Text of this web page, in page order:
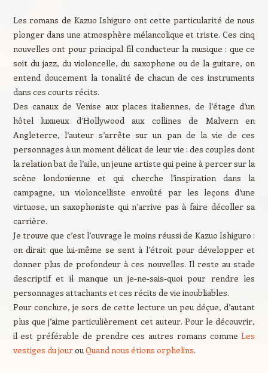
Les romans de Kazuo Ishiguro ont cette particularité de nous
plonger dans une atmosphère mélancolique et triste. Ces cinq
nouvelles ont pour principal fil conducteur la musique : que ce
soit du jazz, du violoncelle, du saxophone ou de la guitare, on
entend doucement la tonalité de chacun de ces instruments
dans ces courts récits.
Des canaux de Venise aux places italiennes, de l’étage d’un
hôtel luxueux d’Hollywood aux collines de Malvern en
Angleterre, l’auteur s’arrête sur un pan de la vie de ces
personnages à un moment délicat de leur vie : des couples dont
la relation bat de l’aile, un jeune artiste qui peine à percer sur la
scène londonienne et qui cherche l’inspiration dans la
campagne, un violoncelliste envoûté par les leçons d’une
virtuose, un saxophoniste qui n’arrive pas à faire décoller sa
carrière.
Je trouve que c’est l’ouvrage le moins réussi de Kazuo Ishiguro :
on dirait que lui-même se sent à l’étroit pour développer et
donner plus de profondeur à ces nouvelles. Il reste au stade
descriptif et il manque un je-ne-sais-quoi pour rendre les
personnages attachants et ces récits de vie inoubliables.
Pour conclure, je sors de cette lecture un peu déçue, d’autant
plus que j’aime particulièrement cet auteur. Pour le découvrir,
il est préférable de prendre ces autres romans commeLes
vestiges du jourouQuand nous étions orphelins.